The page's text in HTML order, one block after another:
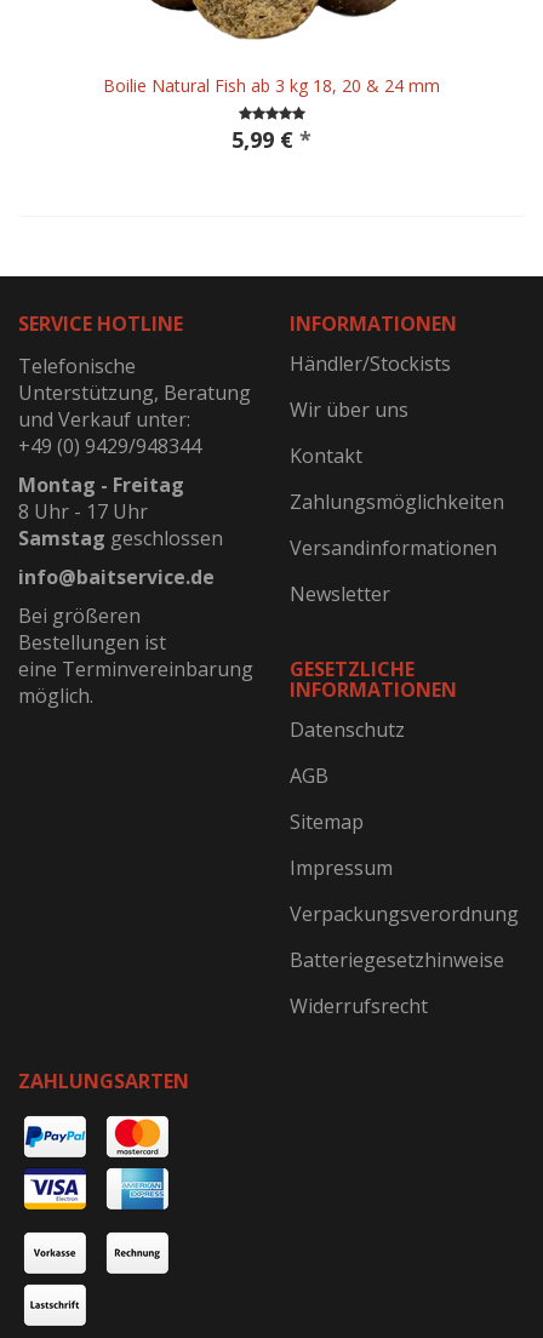
Boilie Natural Fish ab 3 kg 18, 20 & 24 mm
5,99 € *
SERVICE HOTLINE
Telefonische
Unterstützung, Beratung
und Verkauf unter:
+49 (0) 9429/948344
Montag - Freitag
8 Uhr - 17 Uhr
Samstag geschlossen
info@baitservice.de
Bei größeren
Bestellungen ist
eine Terminvereinbarung
möglich.
INFORMATIONEN
Händler/Stockists
Wir über uns
Kontakt
Zahlungsmöglichkeiten
Versandinformationen
Newsletter
GESETZLICHE
INFORMATIONEN
Datenschutz
AGB
Sitemap
Impressum
Verpackungsverordnung
Batteriegesetzhinweise
Widerrufsrecht
ZAHLUNGSARTEN